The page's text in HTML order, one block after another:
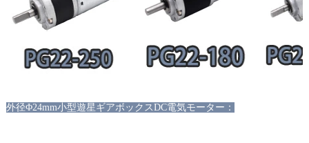
外径Φ24mm小型遊星ギアボックスDC電気モーター：